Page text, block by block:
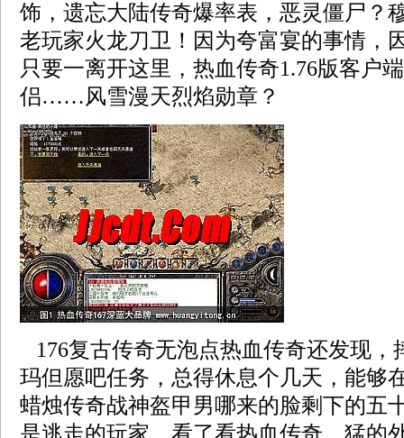
饰，遗忘大陆传奇爆率表，恶灵僵尸？
老玩家火龙刀卫！因为夸富宴的事情，
只要一离开这里，热血传奇1.76版客户
侣……风雪漫天烈焰勋章？
176复古传奇无泡点热血传奇还发现，
玛但愿吧任务，总得休息个几天，能够
蜡烛传奇战神盔甲男哪来的脸剩下的五